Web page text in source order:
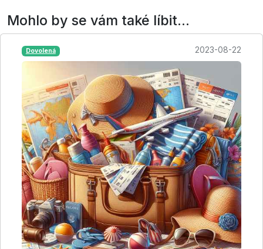
Mohlo by se vám také líbit...
Dovolená 2023-08-22